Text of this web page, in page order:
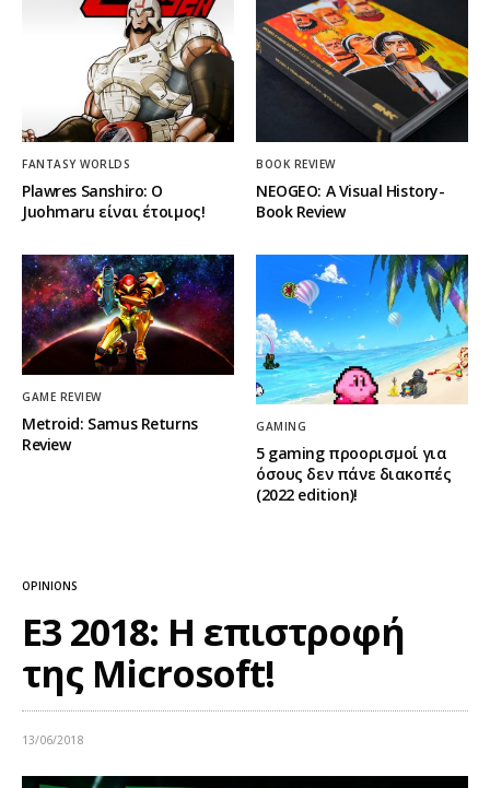
FANTASY WORLDS
Plawres Sanshiro: Ο
Juohmaru είναι έτοιμος!
BOOK REVIEW
NEOGEO: A Visual History-
Book Review
GAME REVIEW
Metroid: Samus Returns
Review
GAMING
5 gaming προορισμοί για
όσους δεν πάνε διακοπές
(2022 edition)!
OPINIONS
E3 2018: Η επιστροφή
της Microsoft!
13/06/2018